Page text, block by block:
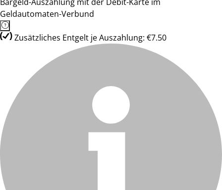
Geldautomaten-Verbund
Zusätzliches Entgelt je Auszahlung: €7.50